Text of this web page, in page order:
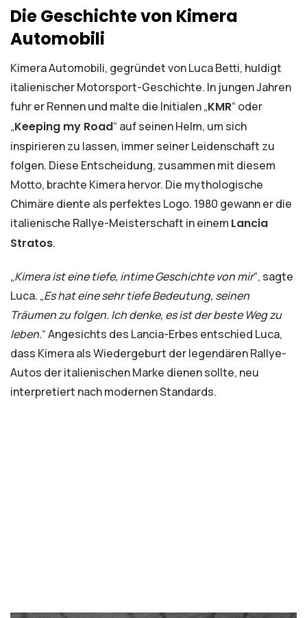
Die Geschichte von Kimera
Automobili
Kimera Automobili, gegründet von Luca Betti, huldigt
italienischer Motorsport-Geschichte. In jungen Jahren
fuhr er Rennen und malte die Initialen „KMR“ oder
„Keeping my Road“ auf seinen Helm, um sich
inspirieren zu lassen, immer seiner Leidenschaft zu
folgen. Diese Entscheidung, zusammen mit diesem
Motto, brachte Kimera hervor. Die mythologische
Chimäre diente als perfektes Logo. 1980 gewann er die
italienische Rallye-Meisterschaft in einem Lancia
Stratos.
„Kimera ist eine tiefe, intime Geschichte von mir“, sagte
Luca. „Es hat eine sehr tiefe Bedeutung, seinen
Träumen zu folgen. Ich denke, es ist der beste Weg zu
leben.“ Angesichts des Lancia-Erbes entschied Luca,
dass Kimera als Wiedergeburt der legendären Rallye-
Autos der italienischen Marke dienen sollte, neu
interpretiert nach modernen Standards.